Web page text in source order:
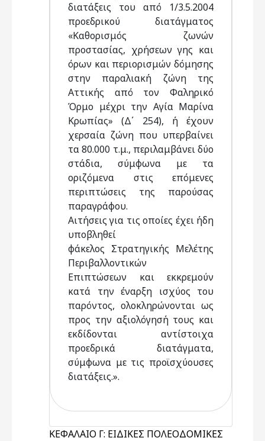
διατάξεις του από 1/3.5.2004
προεδρικού διατάγματος
«Καθορισμός ζωνών
προστασίας, χρήσεων γης και
όρων και περιορισμών δόμησης
στην παραλιακή ζώνη της
Αττικής από τον Φαληρικό
Όρμο μέχρι την Αγία Μαρίνα
Κρωπίας» (Δ΄ 254), ή έχουν
χερσαία ζώνη που υπερβαίνει
τα 80.000 τ.μ., περιλαμβάνει δύο
στάδια, σύμφωνα με τα
οριζόμενα στις επόμενες
περιπτώσεις της παρούσας
παραγράφου.
Αιτήσεις για τις οποίες έχει ήδη
υποβληθεί
φάκελος Στρατηγικής Μελέτης
Περιβαλλοντικών
Επιπτώσεων και εκκρεμούν
κατά την έναρξη ισχύος του
παρόντος, ολοκληρώνονται ως
προς την αξιολόγησή τους και
εκδίδονται αντίστοιχα
προεδρικά διατάγματα,
σύμφωνα με τις προϊσχύουσες
διατάξεις.».
ΚΕΦΑΛΑΙΟ Γ: ΕΙΔΙΚΕΣ ΠΟΛΕΟΔΟΜΙΚΕΣ